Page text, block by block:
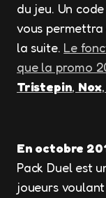
du jeu. Un
vous
la suite. Le
que la promo
Tristepin, Nox
En octobre
Pack Duel est
joueurs